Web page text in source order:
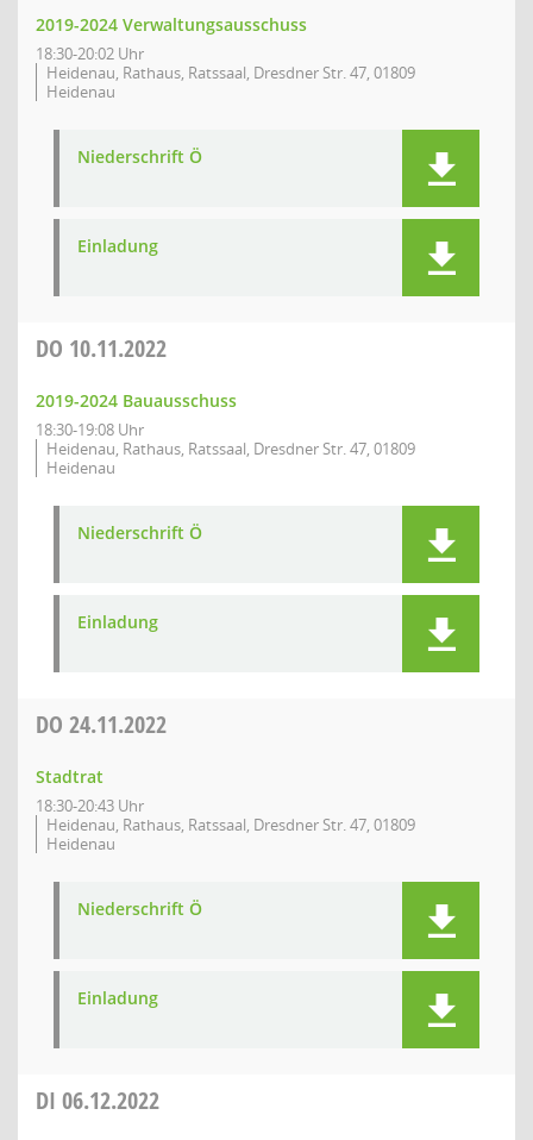
2019-2024 Verwaltungsausschuss
18:30-20:02 Uhr
Heidenau, Rathaus, Ratssaal, Dresdner Str. 47, 01809
Heidenau
Niederschrift Ö
Einladung
DO 10.11.2022
2019-2024 Bauausschuss
18:30-19:08 Uhr
Heidenau, Rathaus, Ratssaal, Dresdner Str. 47, 01809
Heidenau
Niederschrift Ö
Einladung
DO 24.11.2022
Stadtrat
18:30-20:43 Uhr
Heidenau, Rathaus, Ratssaal, Dresdner Str. 47, 01809
Heidenau
Niederschrift Ö
Einladung
DI 06.12.2022